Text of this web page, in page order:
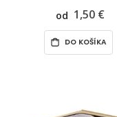
od 1,50 €
DO KOŠÍKA